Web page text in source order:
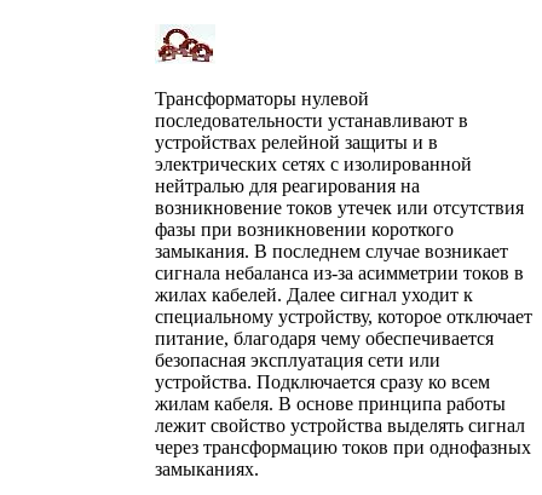
Трансформаторы нулевой
последовательности устанавливают в
устройствах релейной защиты и в
электрических сетях с изолированной
нейтралью для реагирования на
возникновение токов утечек или отсутствия
фазы при возникновении короткого
замыкания. В последнем случае возникает
сигнала небаланса из-за асимметрии токов в
жилах кабелей. Далее сигнал уходит к
специальному устройству, которое отключает
питание, благодаря чему обеспечивается
безопасная эксплуатация сети или
устройства. Подключается сразу ко всем
жилам кабеля. В основе принципа работы
лежит свойство устройства выделять сигнал
через трансформацию токов при однофазных
замыканиях.